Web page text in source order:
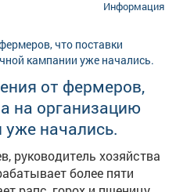
своевременно не
направленные на
сказали в прокуратуре.
в регионе. В
действия
лицо привлекли к
а с бывшего мужа
по алиментам.
за тем, как
Информация
от фермеров,
на организацию
начались.
руководитель хозяйства
более пяти